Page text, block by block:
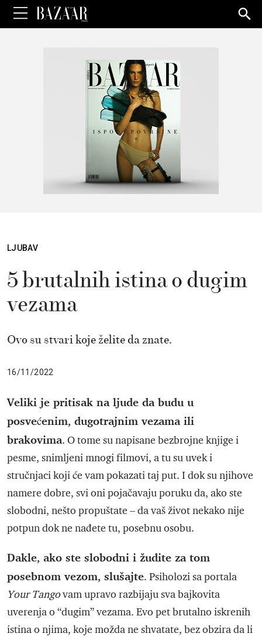
for:
LJUBAV
5 brutalnih istina o dugim
vezama
Ovo su stvari koje želite da znate.
16/11/2022
Veliki je pritisak na ljude da budu u
posvećenim, dugotrajnim vezama ili
brakovima. O tome su napisane bezbrojne knjige i
pesme, snimljeni mnogi filmovi, a tu su uvek i
stručnjaci koji će vam pokazati taj put. I dok su njihove
namere dobre, svi oni pojačavaju poruku da, ako ste
slobodni, nešto propuštate – da vaš život nekako nije
potpun dok ne nađete tu, posebnu osobu.
Dakle, ako ste slobodni i žudite za tom
posebnom vezom, slušajte. Psiholozi sa portala
Your Tangovam upravo razbijaju sva bajkovita
uverenja o “dugim” vezama. Evo pet brutalno iskrenih
istina o njima, koje možda ne shvatate, bez obzira da li